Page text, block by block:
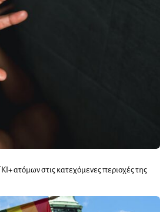
ατόμων στις κατεχόμενες περιοχές της